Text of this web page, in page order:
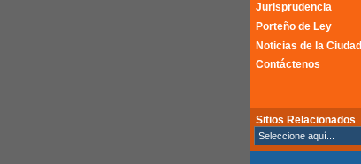
Jurisprudencia
Porteño de Ley
Noticias de la Ciudad
Contáctenos
Sitios Relacionados